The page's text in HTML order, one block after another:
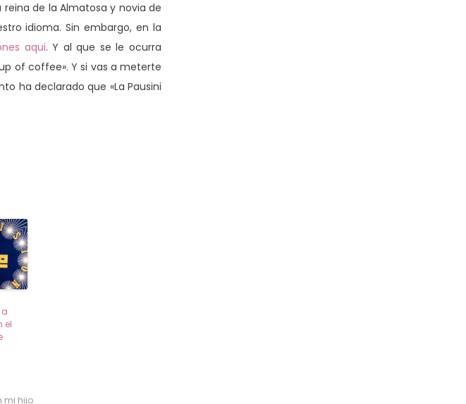
reina de la Almatosa y novia de
idioma. Sin embargo, en la
aqui. Y al que se le ocurra
of coffee». Y si vas a meterte
ha declarado que «La Pausini
el
mi hijo